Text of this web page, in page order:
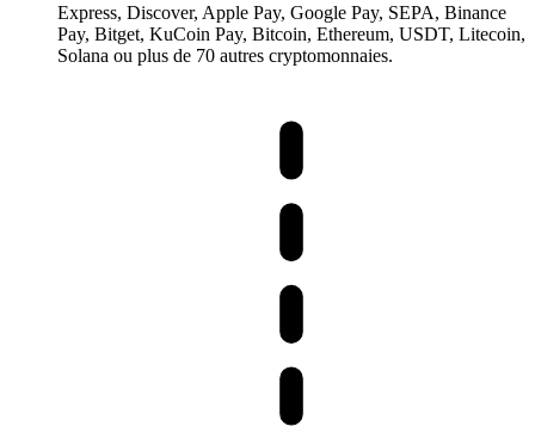
Express, Discover, Apple Pay, Google Pay, SEPA, Binance
Pay, Bitget, KuCoin Pay, Bitcoin, Ethereum, USDT, Litecoin,
Solana ou plus de 70 autres cryptomonnaies.